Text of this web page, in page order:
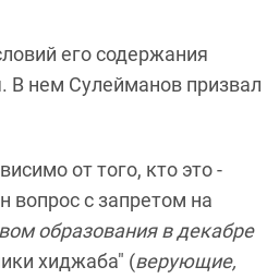
его содержания
В нем Сулейманов призвал
от того, кто это -
вопрос с запретом на
образования в декабре
хиджаба" (верующие,